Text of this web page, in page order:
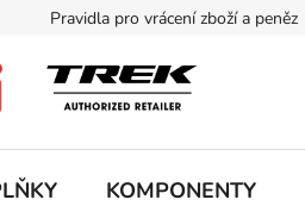
Pravidla pro vrácení zboží a peněz
KOMPONENTY